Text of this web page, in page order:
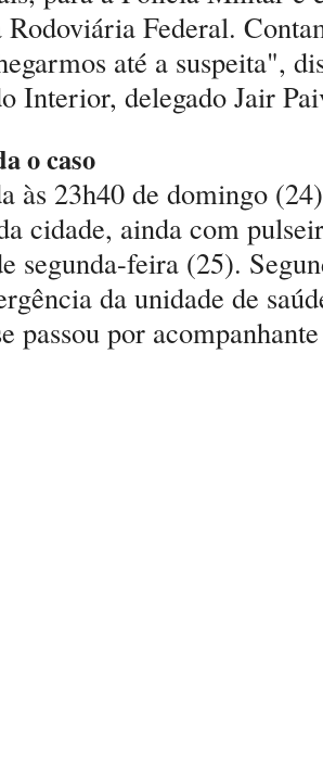
Federal.
até a suspeita",
Interior, delegado Jair
o caso
às 23h40 de domingo
cidade, ainda com
segunda-feira (25).
da unidade de
passou por